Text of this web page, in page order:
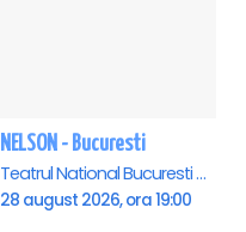
NELSON - Bucuresti
Teatrul National Bucuresti - Sala Ion Caramitru, Bucuresti
28 august 2026, ora 19:00